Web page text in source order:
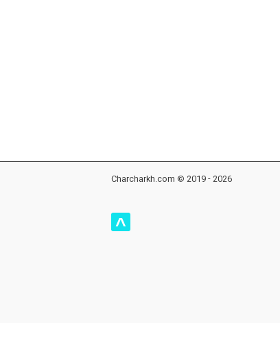
Charcharkh.com © 2019 - 2026
^